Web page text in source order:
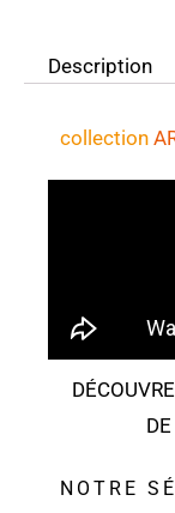
Description
collection
NOTRE